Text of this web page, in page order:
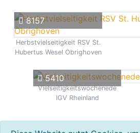
8157
Herbstvielseitigkeit RSV St.
Hubertus Wesel Obrighoven
5410
Vielseitigkeitswochenede
IGV Rheinland